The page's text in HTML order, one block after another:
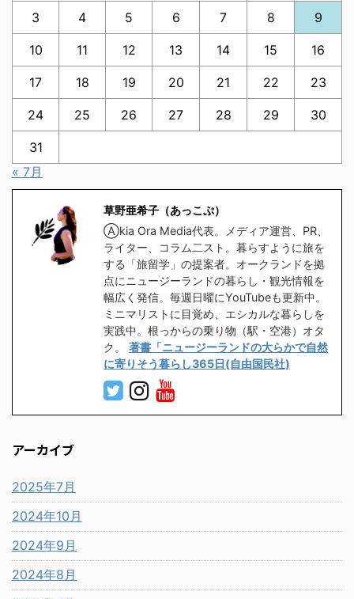
3 4 5 6 7 8 9
10 11 12 13 14 15 16
17 18 19 20 21 22 23
24 25 26 27 28 29 30
31
« 7月
草野亜希子（あっこぷ）
Ⓐkia Ora Media代表。メディア運営、PR、
ライター、コラム二スト。暮らすように旅を
する「旅留学」の提案者。オークランドを拠
点にニュージーランドの暮らし・観光情報を
幅広く発信。毎週日曜にYouTubeも更新中。
ミニマリストに目覚め、エシカルな暮らしを
実践中。根っからの乗り物（駅・空港）オタ
ク。 著書「ニュージーランドの大らかで自然
に寄りそう暮らし365日(自由国民社)
アーカイブ
2025年7月
2024年10月
2024年9月
2024年8月